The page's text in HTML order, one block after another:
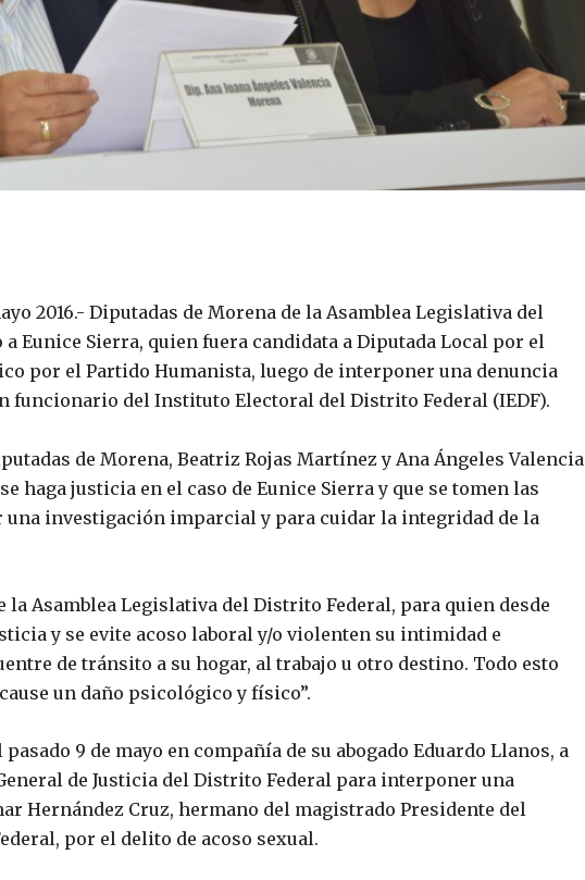
2016.- Diputadas de Morena de la Asamblea Legislativa del
Eunice Sierra, quien fuera candidata a Diputada Local por el
por el Partido Humanista, luego de interponer una denuncia
funcionario del Instituto Electoral del Distrito Federal (IEDF).
de Morena, Beatriz Rojas Martínez y Ana Ángeles Valencia
haga justicia en el caso de Eunice Sierra y que se tomen las
una investigación imparcial y para cuidar la integridad de la
la Asamblea Legislativa del Distrito Federal, para quien desde
y se evite acoso laboral y/o violenten su intimidad e
de tránsito a su hogar, al trabajo u otro destino. Todo esto
un daño psicológico y físico”.
9 de mayo en compañía de su abogado Eduardo Llanos, a
de Justicia del Distrito Federal para interponer una
Hernández Cruz, hermano del magistrado Presidente del
por el delito de acoso sexual.